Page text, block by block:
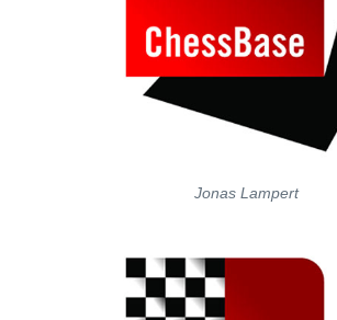
Jonas Lampert